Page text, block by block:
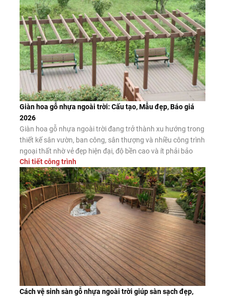
Giàn hoa gỗ nhựa ngoài trời: Cấu tạo, Mẫu đẹp, Báo giá
2026
Giàn hoa gỗ nhựa ngoài trời đang trở thành xu hướng trong
thiết kế sân vườn, ban công, sân thượng và nhiều công trình
ngoại thất nhờ vẻ đẹp hiện đại, độ bền cao và ít phải bảo
dưỡng. Đây là giải pháp thay thế hiệu quả cho giàn hoa gỗ
tự nhiên và giàn […]
Chi tiết công trình
Cách vệ sinh sàn gỗ nhựa ngoài trời giúp sàn sạch đẹp,